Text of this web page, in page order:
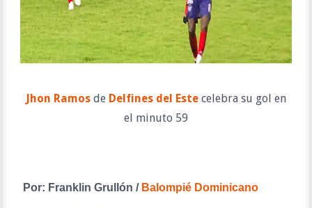
Jhon Ramos de Delfines del Este celebra su gol en
el minuto 59
Por: Franklin Grullón / Balompié Dominicano